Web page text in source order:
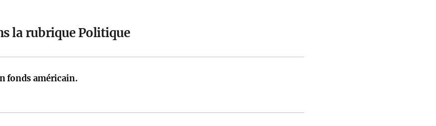
la rubrique Politique
fonds américain.